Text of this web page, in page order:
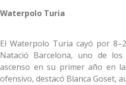
Waterpolo Turia
El Waterpolo Turia cayó por
Natació Barcelona, uno de
ascenso en su primer año en
ofensivo, destacó Blanca Goset,